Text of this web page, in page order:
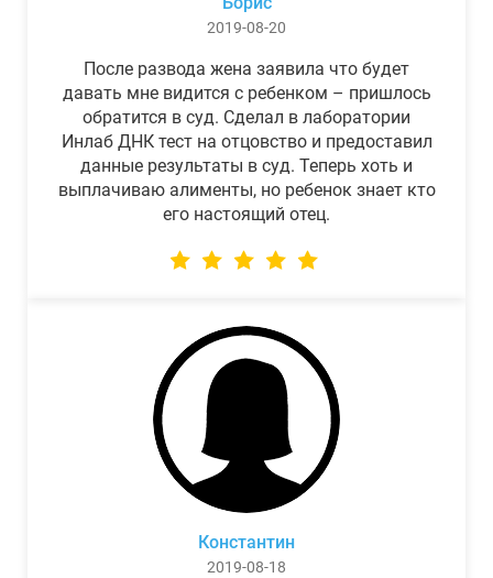
2019-08-20
После развода жена заявила что будет
давать мне видится с ребенком – пришлось
обратится в суд. Сделал в лаборатории
Инлаб ДНК тест на отцовство и предоставил
данные результаты в суд. Теперь хоть и
выплачиваю алименты, но ребенок знает кто
его настоящий отец.
Константин
2019-08-18